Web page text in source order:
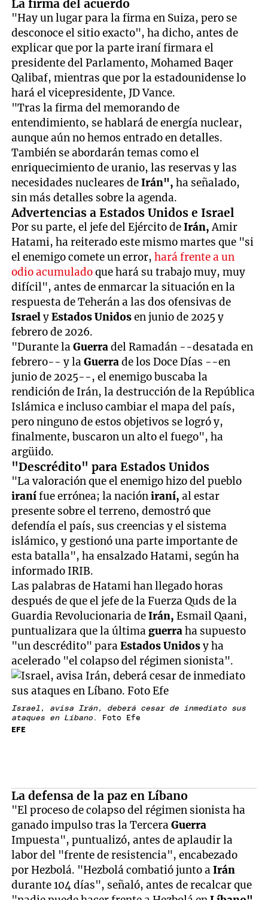
La firma del acuerdo
"Hay un lugar para la firma en Suiza, pero se
desconoce el sitio exacto", ha dicho, antes de
explicar que por la parte iraní firmara el
presidente del Parlamento, Mohamed Baqer
Qalibaf, mientras que por la estadounidense lo
hará el vicepresidente, JD Vance.
"Tras la firma del memorando de
entendimiento, se hablará de energía nuclear,
aunque aún no hemos entrado en detalles.
También se abordarán temas como el
enriquecimiento de uranio, las reservas y las
necesidades nucleares deIrán", ha señalado,
sin más detalles sobre la agenda.
Advertencias a Estados Unidos e Israel
Por su parte, el jefe del Ejército deIrán,Amir
Hatami, ha reiterado este mismo martes que "si
el enemigo comete un error,hará frente a un
odio acumuladoque hará su trabajo muy, muy
difícil", antes de enmarcar la situación en la
respuesta de Teherán a las dos ofensivas de
IsraelyEstados Unidosen junio de 2025 y
febrero de 2026.
"Durante laGuerradel Ramadán --desatada en
febrero-- y laGuerrade los Doce Días --en
junio de 2025--, el enemigo buscaba la
rendición de Irán, la destrucción de la República
Islámica e incluso cambiar el mapa del país,
pero ninguno de estos objetivos se logró y,
finalmente, buscaron un alto el fuego", ha
argüido.
"Descrédito" para Estados Unidos
"La valoración que el enemigo hizo del pueblo
iranífue errónea; la nacióniraní, al estar
presente sobre el terreno, demostró que
defendía el país, sus creencias y el sistema
islámico, y gestionó una parte importante de
esta batalla", ha ensalzado Hatami, según ha
informado IRIB.
Las palabras de Hatami han llegado horas
después de que el jefe de la Fuerza Quds de la
Guardia Revolucionaria deIrán, Esmail Qaani,
puntualizara que la últimaguerraha supuesto
"un descrédito" paraEstados Unidosy ha
acelerado "el colapso del régimen sionista".
Israel, avisa Irán, deberá cesar de inmediato sus
ataques en Líbano . Foto Efe
EFE
La defensa de la paz en Líbano
"El proceso de colapso del régimen sionista ha
ganado impulso tras la TerceraGuerra
Impuesta", puntualizó, antes de aplaudir la
labor del "frente de resistencia", encabezado
por Hezbolá. "Hezbolá combatió junto aIrán
durante 104 días", señaló, antes de recalcar que